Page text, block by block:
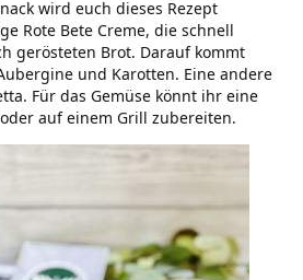
wird euch dieses Rezept
Rote Bete Creme, die schnell
gerösteten Brot. Darauf kommt
und Karotten. Eine andere
Für das Gemüse könnt ihr eine
auf einem Grill zubereiten.